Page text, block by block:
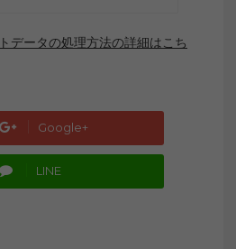
データの処理方法の詳細はこち
Google+
LINE